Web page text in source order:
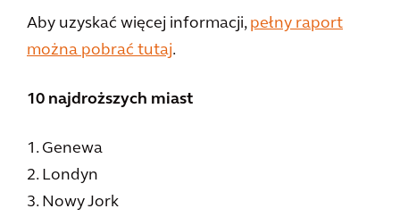
Aby uzyskać więcej informacji, pełny raport
można pobrać tutaj.
10 najdroższych miast
1. Genewa
2. Londyn
3. Nowy Jork